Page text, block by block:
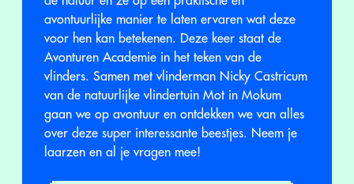
avontuurlijke manier te laten ervaren wat deze
voor hen kan betekenen. Deze keer staat de
Avonturen Academie in het teken van de
vlinders. Samen met vlinderman Nicky Castricum
van de natuurlijke vlindertuin Mot in Mokum
gaan we op avontuur en ontdekken we van alles
over deze super interessante beestjes. Neem je
laarzen en al je vragen mee!